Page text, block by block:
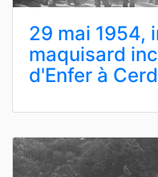
29 mai 1954,
maquisard
d'Enfer à